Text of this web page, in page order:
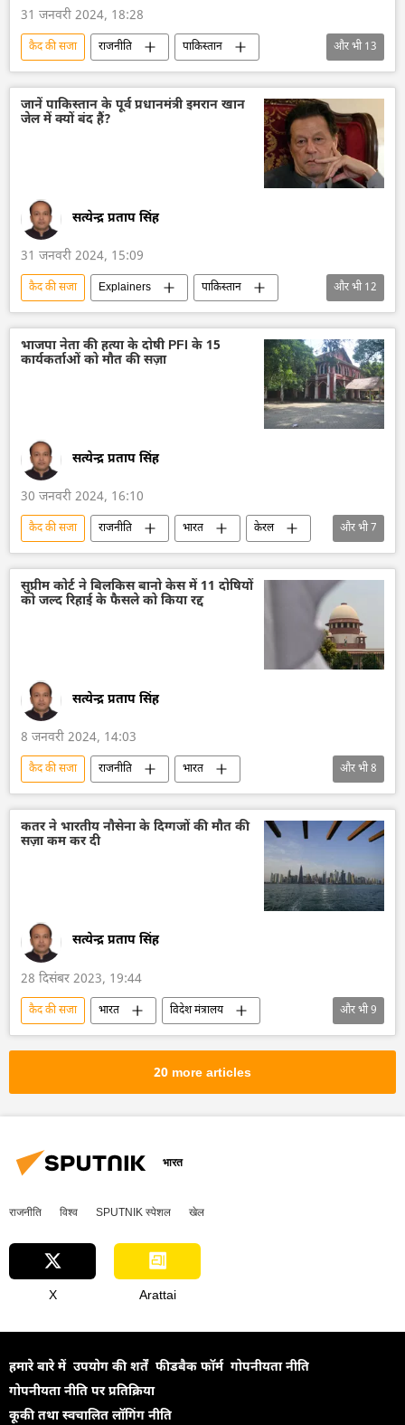
31 जनवरी 2024, 18:28
कैद की सजा राजनीति
पाकिस्तान
पाकिस्तान तहरीक-ए-इंसाफ (पीटीआई)
पाकिस्तानी नागरिक
इमरान खान की गिरफ्तारी
तोशाखाना मामला
2024 चुनाव
वोट
और भी13
जानें पाकिस्तान के पूर्व प्रधानमंत्री इमरान खान
जेल में क्यों बंद हैं?
सत्येन्द्र प्रताप सिंह
31 जनवरी 2024, 15:09
कैद की सजा Explainers
पाकिस्तान
पाकिस्तान तहरीक-ए-इंसाफ (पीटीआई)
पाकिस्तानी नागरिक
इमरान खान की गिरफ्तारी
इमरान ख़ान
भ्रष्टाचार
उच्च न्यायालय
और भी12
भाजपा नेता की हत्या के दोषी PFI के 15
कार्यकर्ताओं को मौत की सज़ा
सत्येन्द्र प्रताप सिंह
30 जनवरी 2024, 16:10
कैद की सजा राजनीति भारत
केरल
भाजपा
पॉपुलर फ्रंट ऑफ इंडिया
न्यायालय
मौत
मौत की सजा
जेल की सजा
और भी7
सुप्रीम कोर्ट ने बिलकिस बानो केस में 11 दोषियों
को जल्द रिहाई के फैसले को किया रद्द
सत्येन्द्र प्रताप सिंह
8 जनवरी 2024, 14:03
कैद की सजा राजनीति
भारत
सुप्रीम कोर्ट
गुजरात
न्यायालय
उच्च न्यायालय
जेल की सजा
अपराध
घृणा अपराध
और भी8
कतर ने भारतीय नौसेना के दिग्गजों की मौत की
सज़ा कम कर दी
सत्येन्द्र प्रताप सिंह
28 दिसंबर 2023, 19:44
कैद की सजा भारत
विदेश मंत्रालय
भारत का विदेश मंत्रालय (MEA)
भारतीय नौसेना
मौत की सजा
जेल की सजा
भारत सरकार
भारत का दूतावास
राजदूतावास
राजनीति
और भी9
20 more articles
भारत
राजनीति विश्व SPUTNIK स्पेशल खेल
X Arattai
हमारे बारे में उपयोग की शर्तें फीडबैक फॉर्म गोपनीयता नीति
गोपनीयता नीति पर प्रतिक्रिया
कूकी तथा स्वचालित लॉगिंग नीति